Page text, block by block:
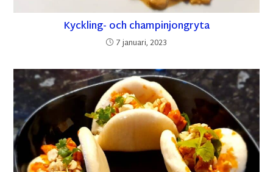
Kyckling- och champinjongryta
7 januari, 2023